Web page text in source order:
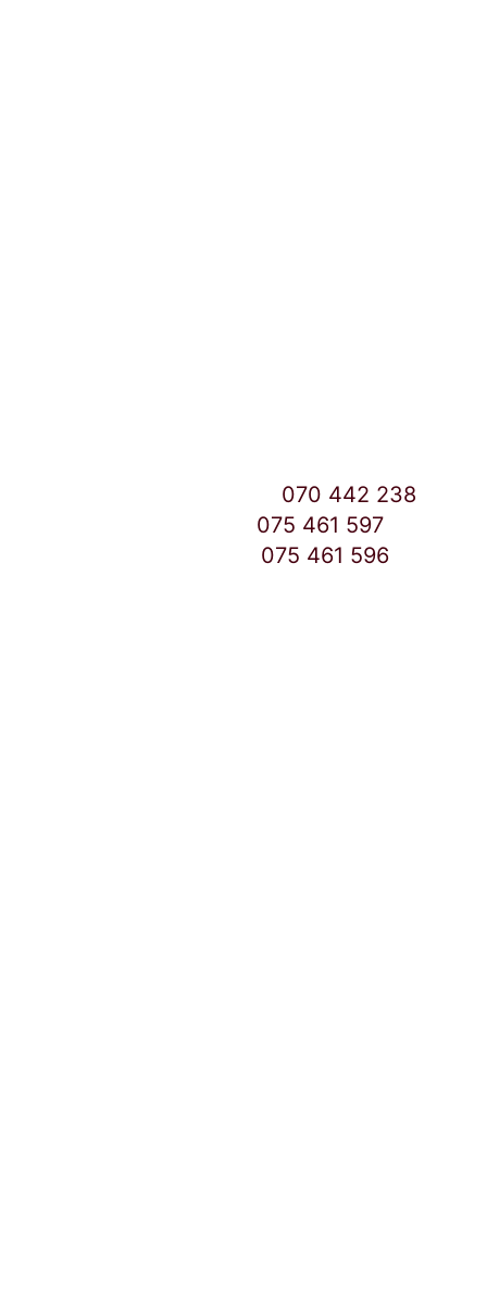
070 442 238
075 461 597
075 461 596